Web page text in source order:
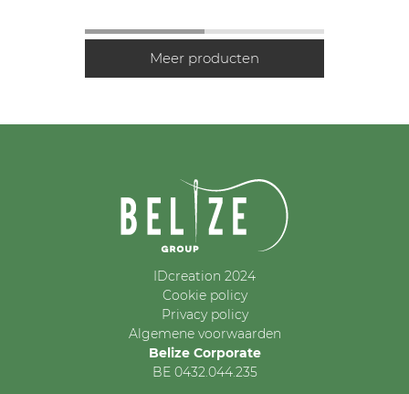
IDcreation 2024
Cookie policy
Privacy policy
Algemene voorwaarden
Belize Corporate
BE 0432.044.235